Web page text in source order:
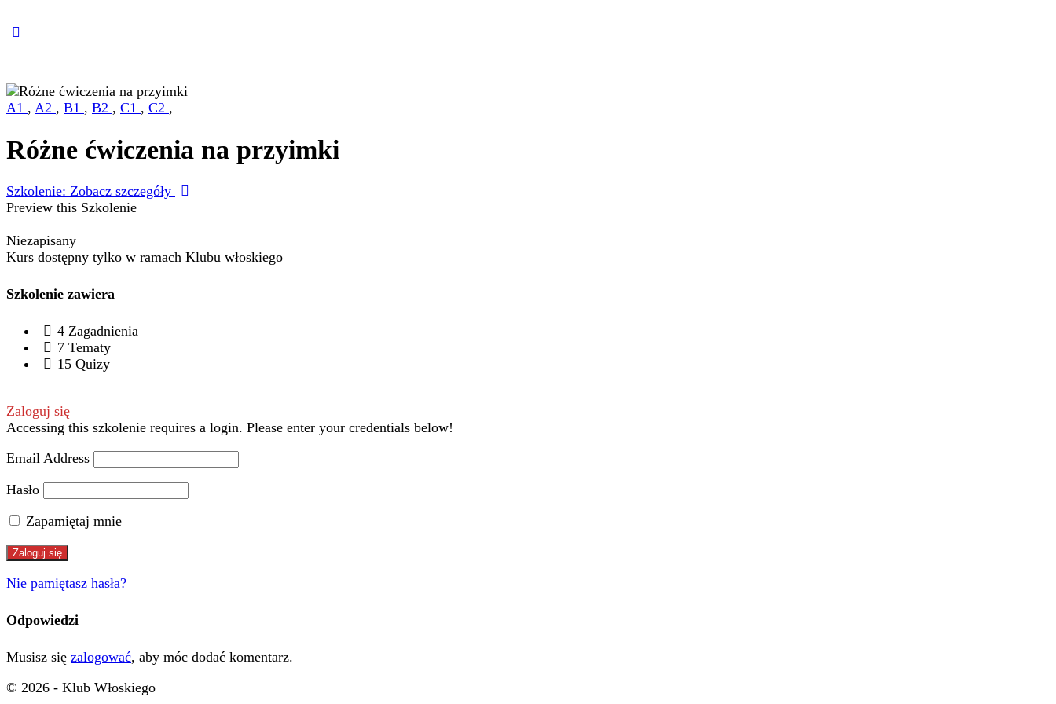
A1 , A2 , B1 , B2 , C1 , C2 ,
Różne ćwiczenia na przyimki
Szkolenie: Zobacz szczegóły
Preview this Szkolenie
Niezapisany
Kurs dostępny tylko w ramach Klubu włoskiego
Szkolenie zawiera
4 Zagadnienia
7 Tematy
15 Quizy
Zaloguj się
Accessing this szkolenie requires a login. Please enter your credentials below!
Email Address
Hasło
Zapamiętaj mnie
Nie pamiętasz hasła?
Odpowiedzi
Musisz się zalogować, aby móc dodać komentarz.
© 2026 - Klub Włoskiego